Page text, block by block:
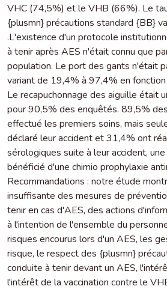
VHC (74,5%) et le VHB (66%). Le
{plusmn} précautions standard {BB}
.L'existence d'un protocole
à tenir après AES n'était connu que
population. Le port des gants n'était
variant de 19,4% à 97,4% en
Le recapuchonnage des aiguille était
pour 90,5% des enquêtés. 89,5%
effectué les premiers soins, mais
déclaré leur accident et 31,4% ont
sérologiques suite à leur accident,
bénéficié d'une chimio prophylaxie
Recommandations : notre étude
insuffisante des mesures de
tenir en cas d'AES, des actions
à l'intention de l'ensemble du
risques encourus lors d'un AES, les
risque, le respect des {plusmn}
conduite à tenir devant un AES,
l'intérêt de la vaccination contre le